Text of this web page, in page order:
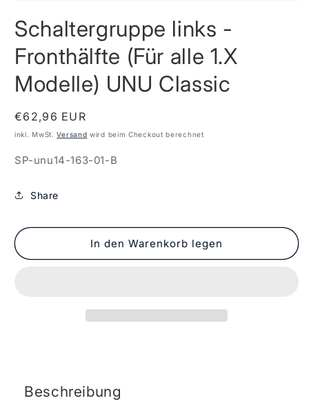
in
Modal
öffnen
Schaltergruppe links -
Fronthälfte (Für alle 1.X
Modelle) UNU Classic
Normaler
Preis
€62,96 EUR
inkl. MwSt.Versand wird beim Checkout berechnet
SKU:
SP-unu14-163-01-B
Share
In den Warenkorb legen
Beschreibung